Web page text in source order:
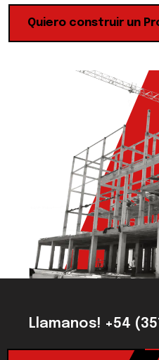
Quiero construir un
Llamanos! +54